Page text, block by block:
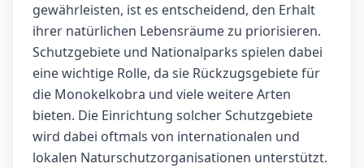
gewährleisten, ist es entscheidend, den Erhalt
ihrer natürlichen Lebensräume zu priorisieren.
Schutzgebiete und Nationalparks spielen dabei
eine wichtige Rolle, da sie Rückzugsgebiete für
die Monokelkobra und viele weitere Arten
bieten. Die Einrichtung solcher Schutzgebiete
wird dabei oftmals von internationalen und
lokalen Naturschutzorganisationen unterstützt.